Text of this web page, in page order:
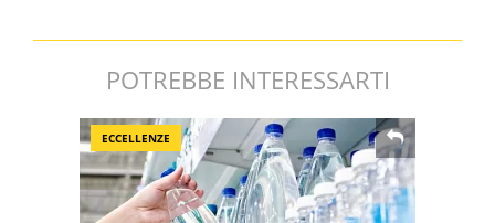
POTREBBE INTERESSARTI
ECCELLENZE